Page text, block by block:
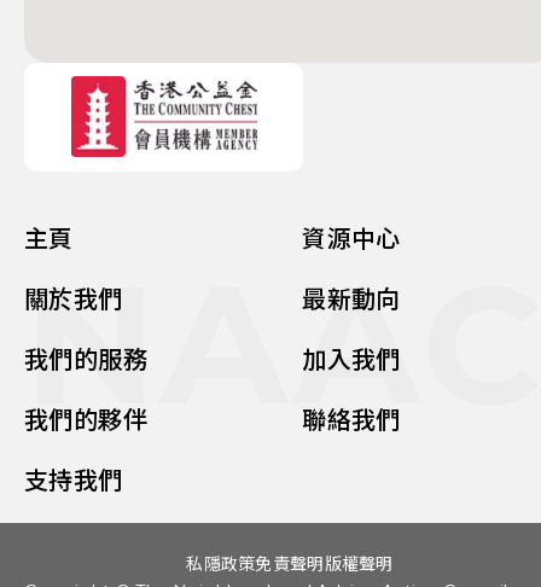
主頁
關於我們
我們的服務
我們的夥伴
支持我們
資源中心
最新動向
加入我們
聯絡我們
私隱政策免責聲明 版權聲明